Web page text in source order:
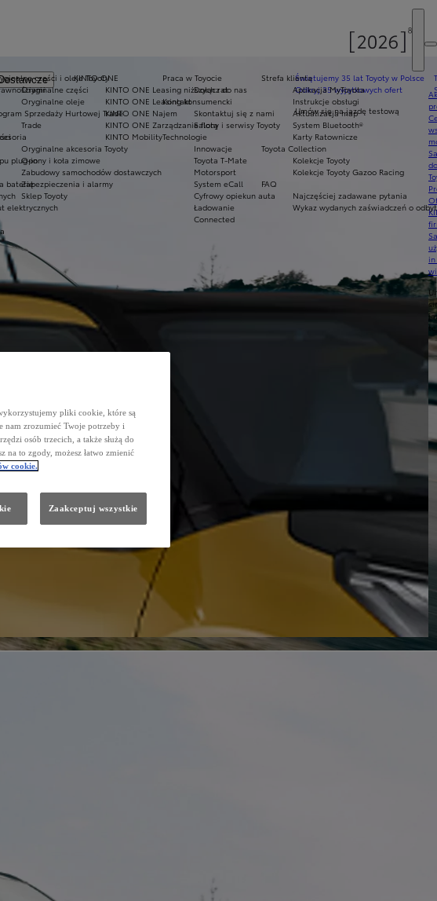
Świętujemy 35 lat Toyoty w Polsce
Odkryj 35 wyjątkowych ofert
Umów się na jazdę testową
plug-in
baterię
elektrycznych
Praca w Toyocie
Dołącz do nas
Kontakt
Skontaktuj się z nami
Salony i serwisy Toyoty
Technologie
Innowacje
Toyota T-Mate
Motorsport
System eCall
Cyfrowy opiekun auta
Ładowanie
Connected
KINTO ONE
KINTO ONE Leasing niższych rat
KINTO ONE Leasing konsumencki
KINTO ONE Najem
KINTO ONE Zarządzanie flotą
KINTO Mobility
części i oleje Toyoty
Oryginalne części
Oryginalne oleje
Sprzedaży Hurtowej Trade
Trade
Oryginalne akcesoria Toyoty
Opony i koła zimowe
Zabudowy samochodów dostawczych
Zabezpieczenia i alarmy
Sklep Toyoty
Strefa klienta
Aplikacja MyToyota
Instrukcje obsługi
Aktualizacja map
System Bluetooth®
Karty Ratownicze
Toyota Collection
Kolekcje Toyoty
Kolekcje Toyoty Gazoo Racing
FAQ
Najczęściej zadawane pytania
Wykaz wydanych zaświadczeń o
pliki cookie, które są
nam zrozumieć Twoje potrzeby i
osób trzecich, a także służą do
na to zgody, możesz łatwo zmienić
cookie.
Zaakceptuj wszystkie